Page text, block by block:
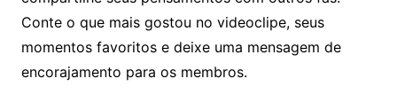
Conte o que mais gostou no videoclipe, seus
momentos favoritos e deixe uma mensagem de
encorajamento para os membros.